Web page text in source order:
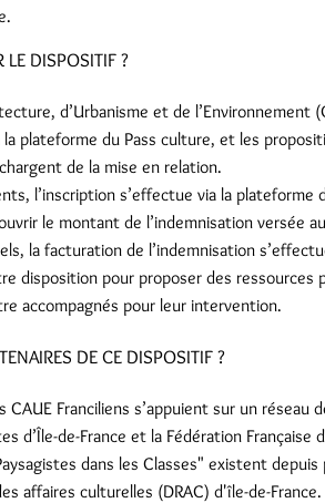
LE DISPOSITIF ?
d’Urbanisme et de
plateforme du Pass culture, et les
de la mise en relation.
l’inscription s’effectue via la
le montant de l’indemnisation versée
la facturation de l’indemnisation
disposition pour proposer des
accompagnés pour leur intervention.
DE CE DISPOSITIF ?
CAUE Franciliens s’appuient sur un
d’Île-de-France et la Fédération Française
dans les Classes" existent
affaires culturelles (DRAC) d'île-de-France.